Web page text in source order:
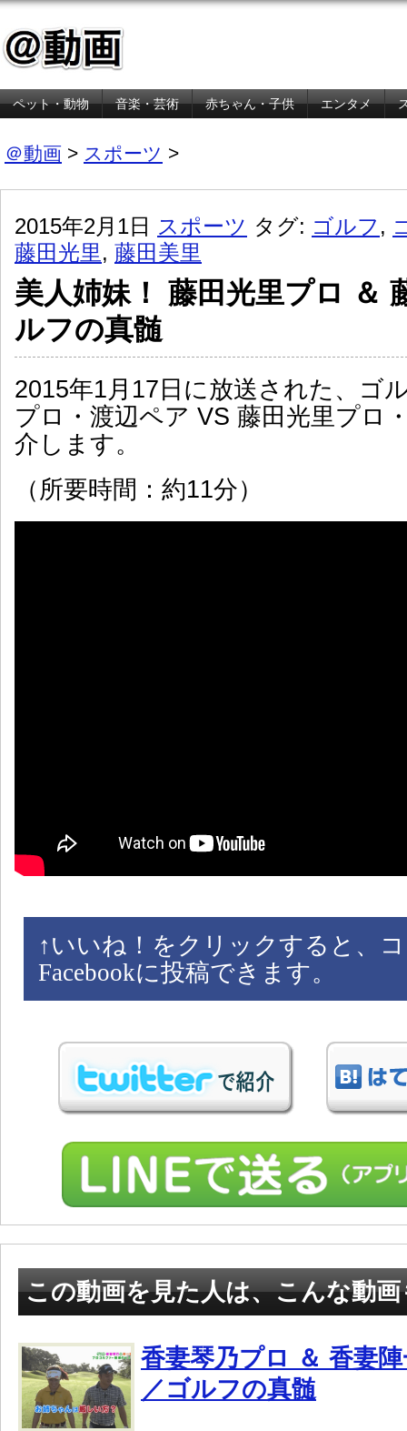
ペット・動物 音楽・芸術 赤ちゃん・子供 エンタメ
＠動画 > スポーツ >
2015年2月1日 スポーツ タグ: ゴルフ ,
藤田光里, 藤田美里
美人姉妹！ 藤田光里プロ ＆
ルフの真髄
2015年1月17日に放送された、ゴ
プロ・渡辺ペア VS 藤田光里プロ
介します。
（所要時間：約11分）
↑ いいね！をクリックすると、
Facebookに投稿できます。
この動画を見た人は、こんな動
香妻琴乃プロ ＆ 香妻
／ゴルフの真髄